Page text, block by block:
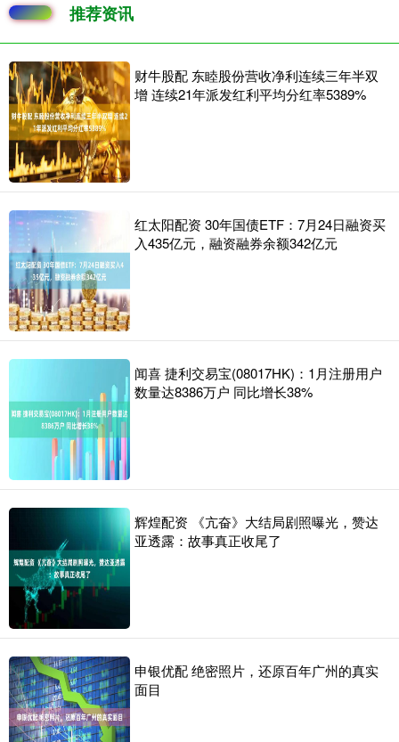
推荐资讯
财牛股配 东睦股份营收净利连续三年半双
增 连续21年派发红利平均分红率5389%
红太阳配资 30年国债ETF：7月24日融资买
入435亿元，融资融券余额342亿元
闻喜 捷利交易宝(08017HK)：1月注册用户
数量达8386万户 同比增长38%
辉煌配资 《亢奋》大结局剧照曝光，赞达
亚透露：故事真正收尾了
申银优配 绝密照片，还原百年广州的真实
面目